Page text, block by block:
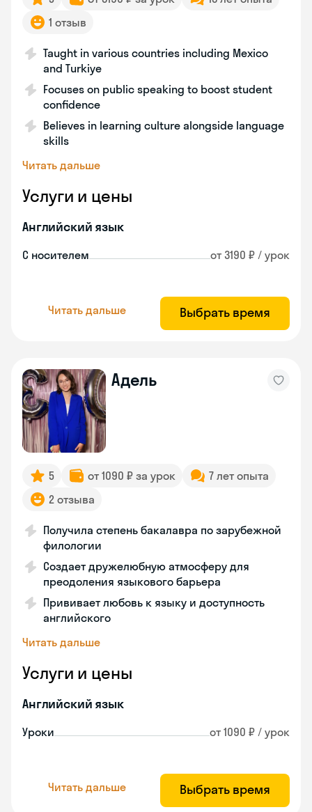
1 отзыв
Taught in various countries including Mexico
and Turkiye
Focuses on public speaking to boost student
confidence
Believes in learning culture alongside language
skills
Читать дальше
Услуги и цены
Английский язык
С носителем от 3190 ₽ / урок
Читать дальше Выбрать время
Адель
5 от 1090 ₽ за урок
7 лет опыта
2 отзыва
Получила степень бакалавра по зарубежной
филологии
Создает дружелюбную атмосферу для
преодоления языкового барьера
Прививает любовь к языку и доступность
английского
Читать дальше
Услуги и цены
Английский язык
Уроки от 1090 ₽ / урок
Читать дальше Выбрать время